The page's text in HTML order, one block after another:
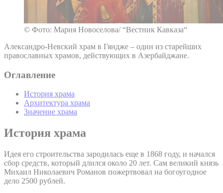
© Фото: Мария Новоселова/ “Вестник Кавказа“
Александро-Невский храм в Гяндже – один из старейших
православных храмов, действующих в Азербайджане.
Оглавление
История храма
Архитектура храма
Значение храма
История храма
Идея его строительства зародилась еще в 1868 году, и начался
сбор средств, который длился около 20 лет. Сам великий князь
Михаил Николаевич Романов пожертвовал на богоугодное
дело 2500 рублей.